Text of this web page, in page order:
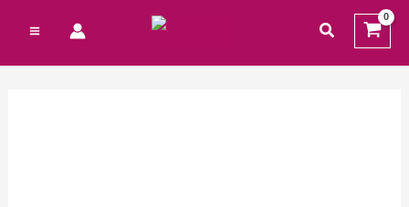
sadržaj
traži
Total: